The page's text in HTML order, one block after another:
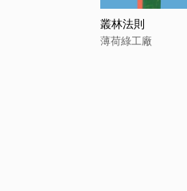
叢林法則
薄荷綠工廠